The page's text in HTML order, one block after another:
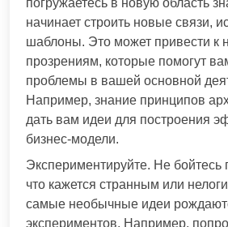
начинает строить новые связи,
шаблоны. Это может привести к
прозрениям, которые помогут
проблемы в вашей основной
Например, знание принципов
дать вам идеи для построения
бизнес-модели.
Экспериментируйте. Не бойтесь
что кажется странным или
самые необычные идеи
экспериментов. Например,